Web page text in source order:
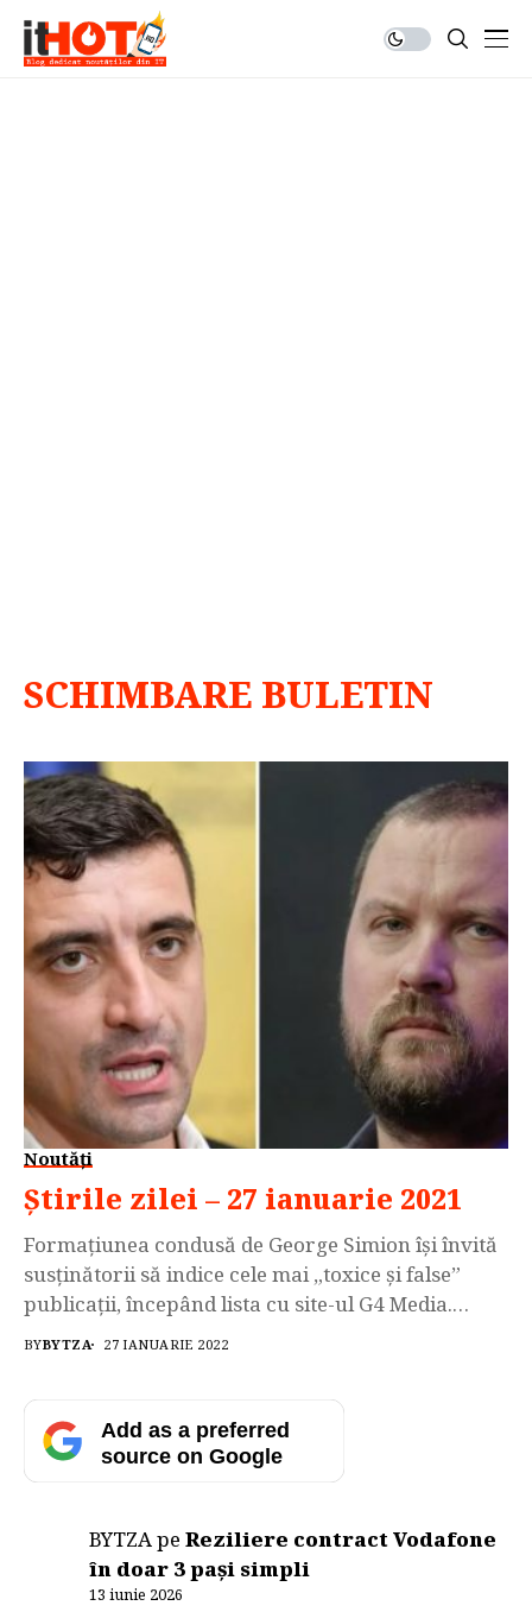
SCHIMBARE BULETIN
Noutăți
Știrile zilei – 27 ianuarie 2021
Formațiunea condusă de George Simion își învită
susținătorii să indice cele mai „toxice și false”
publicații, începând lista cu site-ul G4 Media.
Simion spune pentru Libertatea că își asumă
spun că mesaje de acest gen pot conduce inclusiv
la violență fizică contra lor. Și o organizație […]
BYBYTZA 27 IANUARIE 2022
Add as a preferred
source on Google
BYTZApeReziliere contract Vodafone
în doar 3 pași simpli
13 iunie 2026